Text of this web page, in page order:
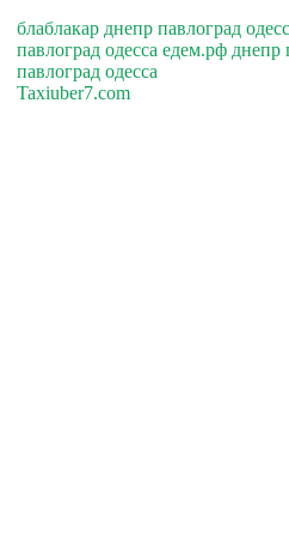
блаблакар днепр павлоград
павлоград одесса едем.рф днепр
павлоград одесса
Taxiuber7.com